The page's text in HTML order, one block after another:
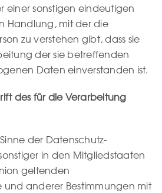
einer sonstigen eindeutigen
Handlung, mit der die
zu verstehen gibt, dass sie
der sie betreffenden
Daten einverstanden ist.
des für die Verarbeitung
der Datenschutz-
in den Mitgliedstaaten
geltenden
und anderer Bestimmungen mit